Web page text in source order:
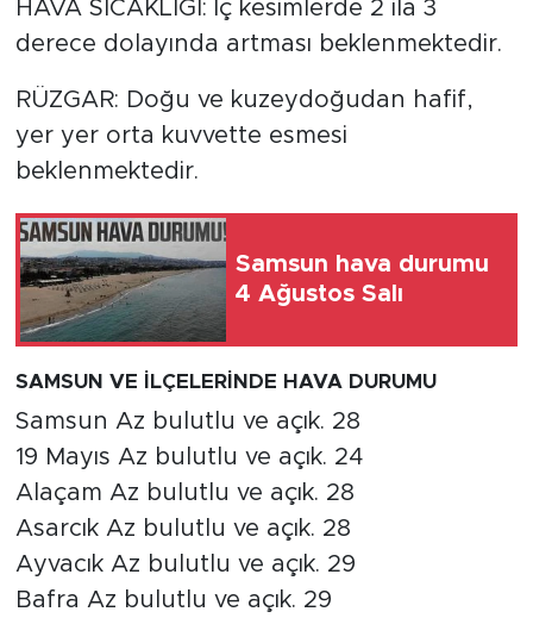
HAVA SICAKLIĞI: İç kesimlerde 2 ila 3
derece dolayında artması beklenmektedir.
RÜZGAR: Doğu ve kuzeydoğudan hafif,
yer yer orta kuvvette esmesi
beklenmektedir.
Samsun hava durumu
4 Ağustos Salı
SAMSUN VE İLÇELERİNDE HAVA DURUMU
Samsun Az bulutlu ve açık. 28
19 Mayıs Az bulutlu ve açık. 24
Alaçam Az bulutlu ve açık. 28
Asarcık Az bulutlu ve açık. 28
Ayvacık Az bulutlu ve açık. 29
Bafra Az bulutlu ve açık. 29